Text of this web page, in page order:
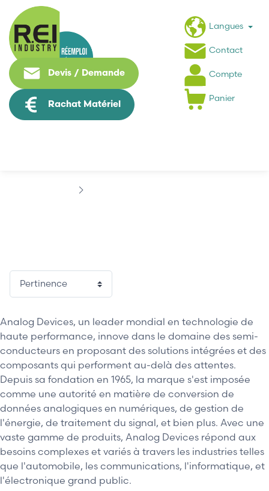
Devis / Demande
Rachat Matériel
Langues
Contact
Compte
Panier
Analog Devices, un leader mondial en technologie de
haute performance, innove dans le domaine des semi-
conducteurs en proposant des solutions intégrées et des
composants qui performent au-delà des attentes.
Depuis sa fondation en 1965, la marque s'est imposée
comme une autorité en matière de conversion de
données analogiques en numériques, de gestion de
l'énergie, de traitement du signal, et bien plus. Avec une
vaste gamme de produits, Analog Devices répond aux
besoins complexes et variés à travers les industries telles
que l'automobile, les communications, l'informatique, et
l'électronique grand public.